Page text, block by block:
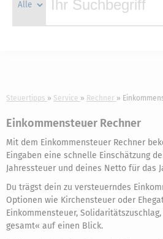
Steuertipps Service Rechner
Einkommensteuer Rechner
Mit dem Einkommensteuer Rechner
Eingaben eine schnelle Einschätzung
Jahressteuer und deines Netto für das
Du trägst dein zu versteuerndes
Optionen wie Kirchensteuer oder
Einkommensteuer,
gesamt« auf einen Blick.